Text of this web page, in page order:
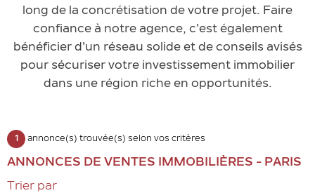
long de la concrétisation de votre projet. Faire
confiance à notre agence, c'est également
bénéficier d'un réseau solide et de conseils avisés
pour sécuriser votre investissement immobilier
dans une région riche en opportunités.
1 annonce(s) trouvée(s) selon vos critères
ANNONCES DE VENTES IMMOBILIÈRES - PARIS
Trier par